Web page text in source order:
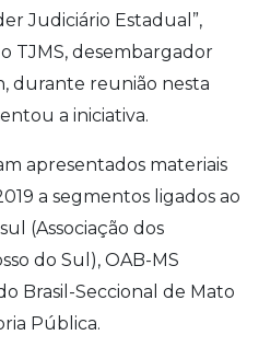
Judiciário Estadual”,
TJMS, desembargador
durante reunião nesta
a iniciativa.
apresentados materiais
a segmentos ligados ao
(Associação dos
do Sul), OAB-MS
Brasil-Seccional de Mato
Pública.